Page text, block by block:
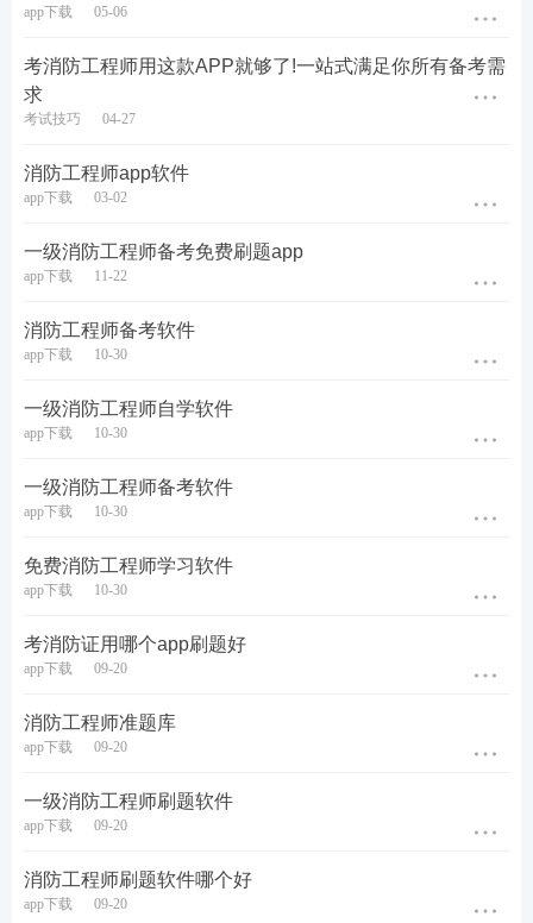
还有同学问，既不想下载APP，又没有电脑的咋办?别
担心。手机微信扫描二维码，打开“233网校建筑类题
库”小程序进入一级消防工程师题库，让刷题更轻松!
app下载 05-06
考消防工程师用这款APP就够了!一站式满足你所有备考需
求
考试技巧 04-27
消防工程师app软件
app下载 03-02
一级消防工程师备考免费刷题app
app下载 11-22
消防工程师备考软件
app下载 10-30
一级消防工程师自学软件
app下载 10-30
一级消防工程师备考软件
app下载 10-30
免费消防工程师学习软件
app下载 10-30
考消防证用哪个app刷题好
app下载 09-20
消防工程师准题库
app下载 09-20
一级消防工程师刷题软件
app下载 09-20
消防工程师刷题软件哪个好
app下载 09-20